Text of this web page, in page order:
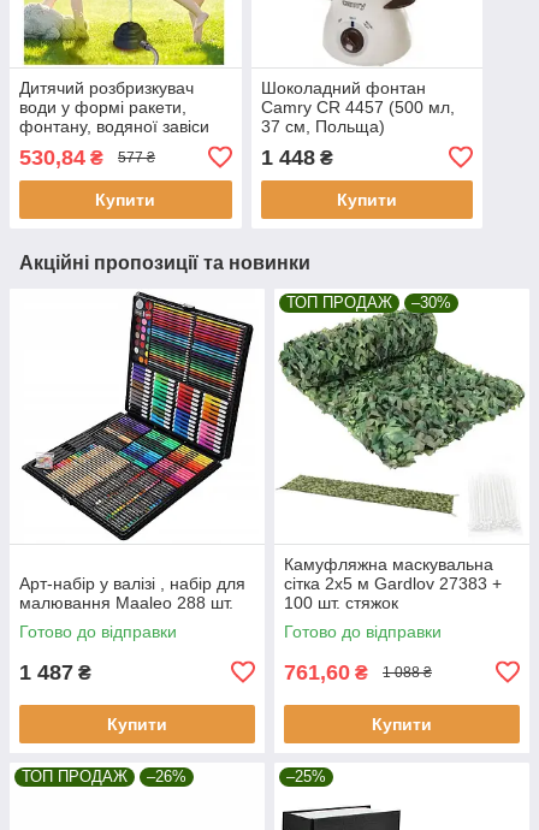
Дитячий розбризкувач
води у формі ракети,
фонтану, водяної завіси
530,84 ₴ 577 ₴
Купити
Шоколадний фонтан
Camry CR 4457 (500 мл,
37 см, Польща)
1 448₴
Купити
Акційні пропозиції та новинки
Арт-набір у валізі , набір для
малювання Maaleo 288 шт.
Готово до відправки
1 487 ₴
Купити
ТОП ПРОДАЖ –30%
Камуфляжна маскувальна
сітка 2x5 м Gardlov 27383 +
100 шт. стяжок
Готово до відправки
761,60 ₴ 1 088 ₴
Купити
ТОП ПРОДАЖ –26% –25%